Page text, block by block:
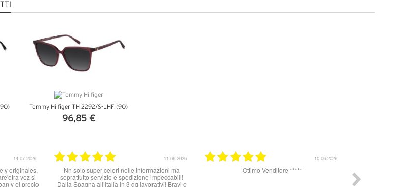
Tommy Hilfiger TH 2292/S-LHF (9O)
96,85 €
10.06.2026
*****
31.03.2026
Buon prodotto, tutto ok
Ottimo sito per acquistare occhiali da sole. Un
pochino lenta la spedizione, ho ricevuto gli
occhiali dopo 8 giorni ma sul sito veniva